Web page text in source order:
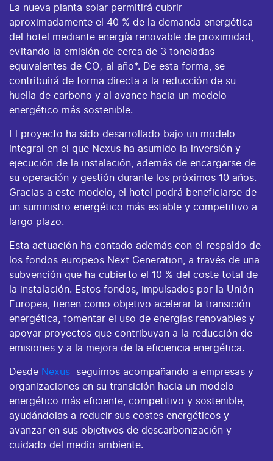
La nueva planta solar permitirá cubrir
aproximadamente el 40 % de la demanda energética
del hotel mediante energía renovable de proximidad,
evitando la emisión de cerca de 3 toneladas
equivalentes de CO₂ al año*. De esta forma, se
contribuirá de forma directa a la reducción de su
huella de carbono y al avance hacia un modelo
energético más sostenible.
El proyecto ha sido desarrollado bajo un modelo
integral en el que Nexus ha asumido la inversión y
ejecución de la instalación, además de encargarse de
su operación y gestión durante los próximos 10 años.
Gracias a este modelo, el hotel podrá beneficiarse de
un suministro energético más estable y competitivo a
largo plazo.
Esta actuación ha contado además con el respaldo de
los fondos europeos Next Generation, a través de una
subvención que ha cubierto el 10 % del coste total de
la instalación. Estos fondos, impulsados por la Unión
Europea, tienen como objetivo acelerar la transición
energética, fomentar el uso de energías renovables y
apoyar proyectos que contribuyan a la reducción de
emisiones y a la mejora de la eficiencia energética.
Desde Nexus seguimos acompañando a empresas y
organizaciones en su transición hacia un modelo
energético más eficiente, competitivo y sostenible,
ayudándolas a reducir sus costes energéticos y
avanzar en sus objetivos de descarbonización y
cuidado del medio ambiente.